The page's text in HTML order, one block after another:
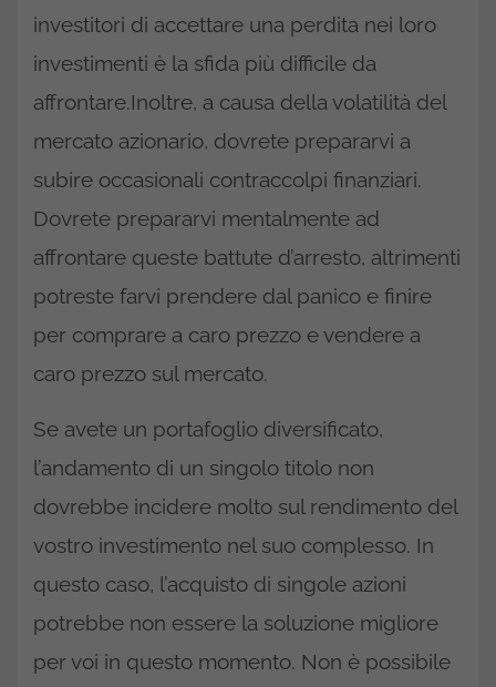
investitori di accettare una perdita nei loro
investimenti è la sfida più difficile da
affrontare.Inoltre, a causa della volatilità del
mercato azionario, dovrete prepararvi a
subire occasionali contraccolpi finanziari.
Dovrete prepararvi mentalmente ad
affrontare queste battute d’arresto, altrimenti
potreste farvi prendere dal panico e finire
per comprare a caro prezzo e vendere a
caro prezzo sul mercato.
Se avete un portafoglio diversificato,
l’andamento di un singolo titolo non
dovrebbe incidere molto sul rendimento del
vostro investimento nel suo complesso. In
questo caso, l’acquisto di singole azioni
potrebbe non essere la soluzione migliore
per voi in questo momento. Non è possibile